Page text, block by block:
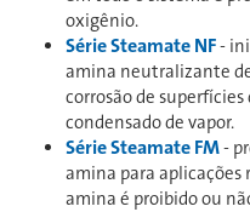
oxigênio.
Série Steamate NF-
amina neutralizante
corrosão de
condensado de vapor.
Série Steamate FM-
amina para aplicações
amina é proibido ou